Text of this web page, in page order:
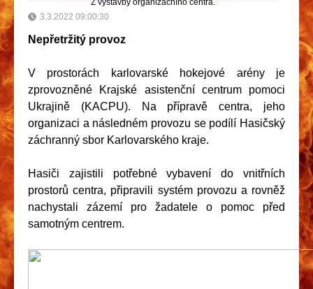
Z výstavby organizačního centra.
3.3.2022 09:00:30
Nepřetržitý provoz
V prostorách karlovarské hokejové arény je
zprovozněné Krajské asistenční centrum pomoci
Ukrajině (KACPU). Na přípravě centra, jeho
organizaci a následném provozu se podílí Hasičský
záchranný sbor Karlovarského kraje.
Hasiči zajistili potřebné vybavení do vnitřních
prostorů centra, připravili systém provozu a rovněž
nachystali zázemí pro žadatele o pomoc před
samotným centrem.